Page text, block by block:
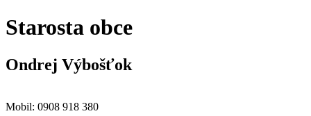
Starosta obce
Ondrej Výbošťok
Mobil: 0908 918 380